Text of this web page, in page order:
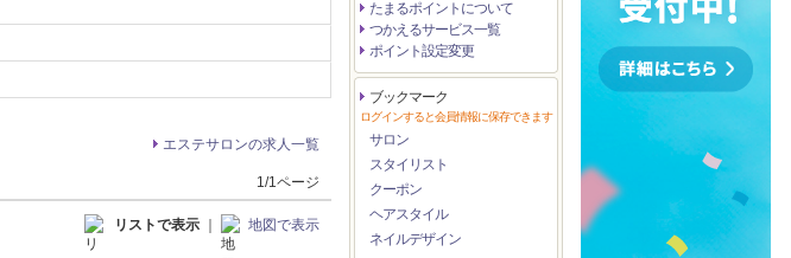
エステサロンの求人一覧
1/1ページ
リストで表示 ｜ 地図で表示
たまるポイントについて
つかえるサービス一覧
ポイント設定変更
ブックマーク
ログインすると会員情報に保存できます
サロン
スタイリスト
クーポン
ヘアスタイル
ネイルデザイン